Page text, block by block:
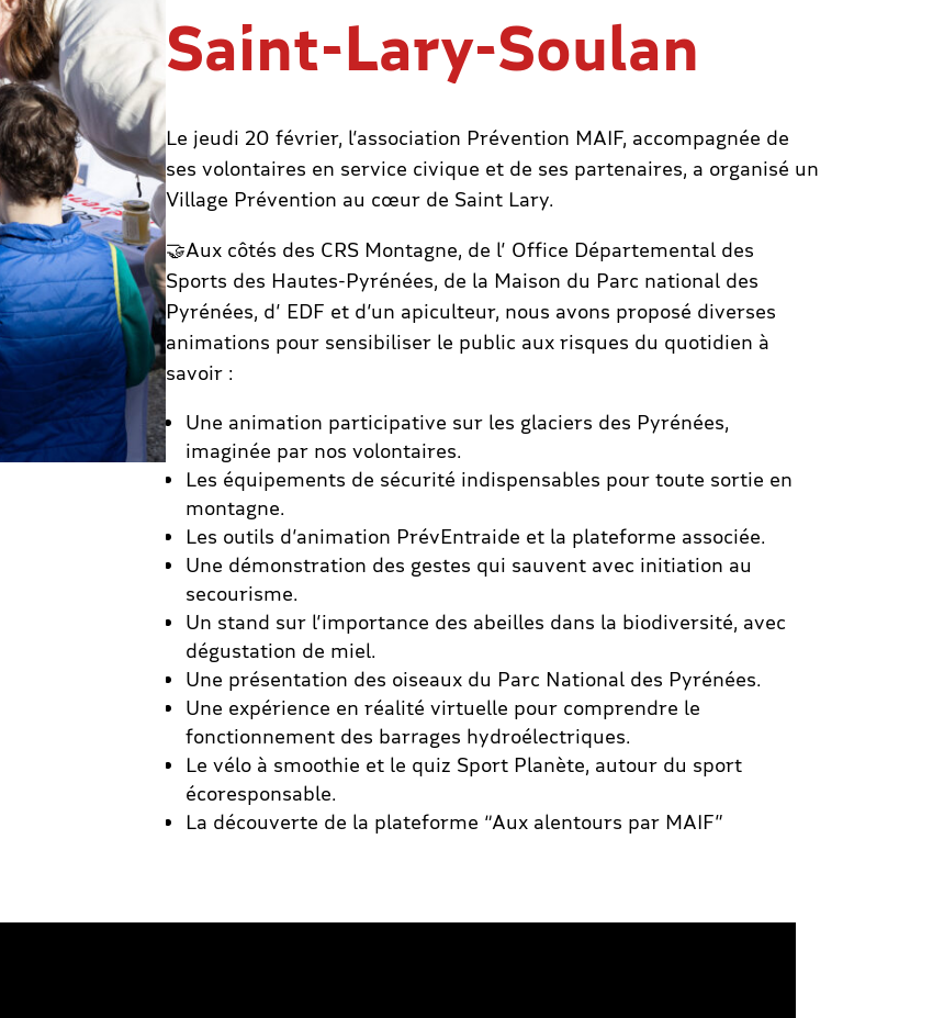
Saint-Lary-Soulan
Le jeudi 20 février, l’association Prévention MAIF, accompagnée de
ses volontaires en service civique et de ses partenaires, a organisé un
Village Prévention au cœur de Saint Lary.
🤝Aux côtés des CRS Montagne, de l’ Office Départemental des
Sports des Hautes-Pyrénées, de la Maison du Parc national des
Pyrénées, d’ EDF et d’un apiculteur, nous avons proposé diverses
animations pour sensibiliser le public aux risques du quotidien à
savoir :
Une animation participative sur les glaciers des Pyrénées,
imaginée par nos volontaires.
Les équipements de sécurité indispensables pour toute sortie en
montagne.
Les outils d’animation PrévEntraide et la plateforme associée.
Une démonstration des gestes qui sauvent avec initiation au
secourisme.
Un stand sur l’importance des abeilles dans la biodiversité, avec
dégustation de miel.
Une présentation des oiseaux du Parc National des Pyrénées.
Une expérience en réalité virtuelle pour comprendre le
fonctionnement des barrages hydroélectriques.
Le vélo à smoothie et le quiz Sport Planète, autour du sport
écoresponsable.
La découverte de la plateforme “Aux alentours par MAIF”